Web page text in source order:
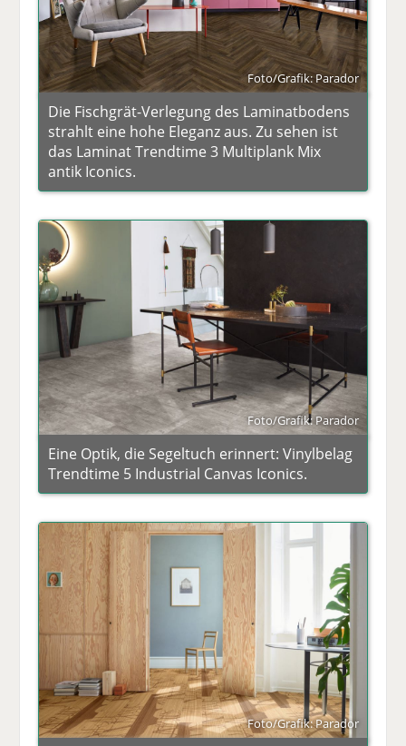
Foto/Grafik: Parador
Die Fischgrät-Verlegung des Laminatbodens
strahlt eine hohe Eleganz aus. Zu sehen ist
das Laminat Trendtime 3 Multiplank Mix
antik Iconics.
Foto/Grafik: Parador
Eine Optik, die Segeltuch erinnert: Vinylbelag
Trendtime 5 Industrial Canvas Iconics.
Foto/Grafik: Parador